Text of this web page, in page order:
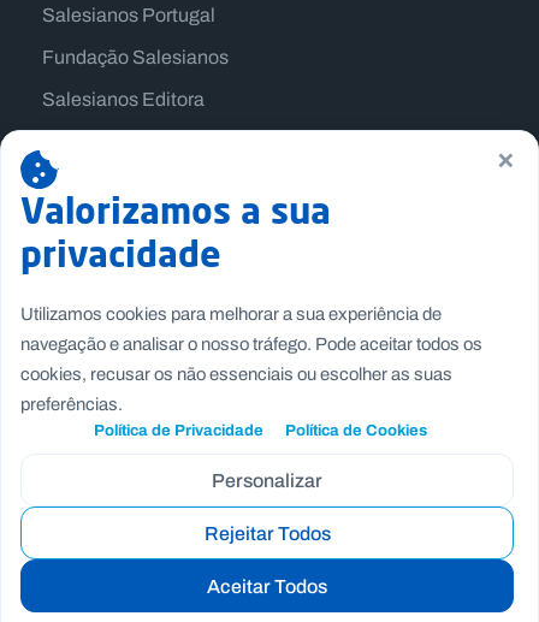
Salesianos Portugal
Fundação Salesianos
Salesianos Editora
Missão Dom Bosco
Jogos Nacionais Salesianos
Copyright © Fundação Salesianos
Canal de Denúncia Interno
Politica de Cookies|Termos e Condições
×
Valorizamos a sua
privacidade
Utilizamos cookies para melhorar a sua experiência de
navegação e analisar o nosso tráfego. Pode aceitar todos os
cookies, recusar os não essenciais ou escolher as suas
preferências.
Política de Privacidade Política de Cookies
Personalizar
Rejeitar Todos
Aceitar Todos